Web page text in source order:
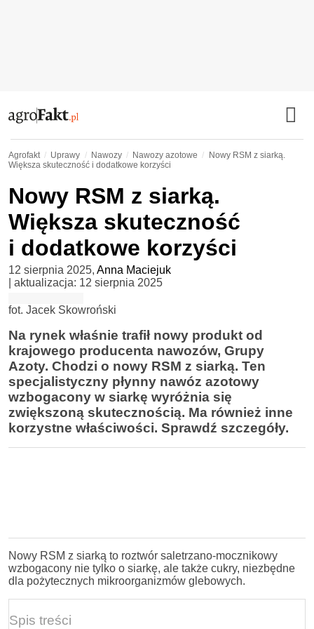
Agrofakt Uprawy Nawozy Nawozy azotowe
Nowy RSM z siarką.
Większa skuteczność i dodatkowe korzyści
Nowy RSM z siarką.
Większa skuteczność
i dodatkowe korzyści
12 sierpnia 2025, Anna Maciejuk
| aktualizacja: 12 sierpnia 2025
fot. Jacek Skowroński
Na rynek właśnie trafił nowy produkt od
krajowego producenta nawozów, Grupy
Azoty. Chodzi o nowy RSM z siarką. Ten
specjalistyczny płynny nawóz azotowy
wzbogacony w siarkę wyróżnia się
zwiększoną skutecznością. Ma również inne
korzystne właściwości. Sprawdź szczegóły.
Nowy RSM z siarką to roztwór saletrzano-mocznikowy
wzbogacony nie tylko o siarkę, ale także cukry, niezbędne
dla pożytecznych mikroorganizmów glebowych.
Spis treści